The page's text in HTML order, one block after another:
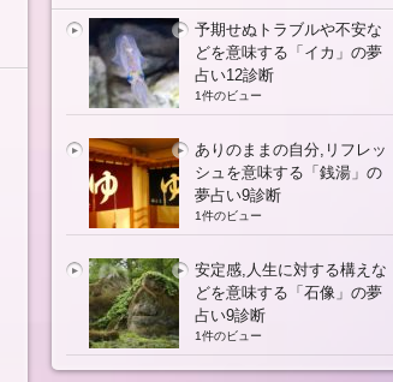
予期せぬトラブルや不安な
どを意味する「イカ」の夢
占い12診断
1件のビュー
ありのままの自分,リフレッ
シュを意味する「銭湯」の
夢占い9診断
1件のビュー
安定感,人生に対する構えな
どを意味する「石像」の夢
占い9診断
1件のビュー